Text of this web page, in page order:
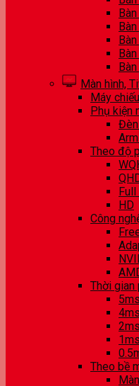
Màn hình,
Máy chiếu
Phụ kiện
Theo độ
Full
HD
Công
Thời gian
Theo bề